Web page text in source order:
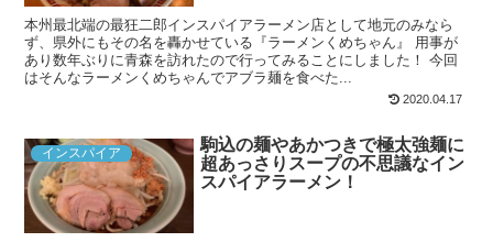
本州最北端の最狂二郎インスパイアラーメン店として地元のみなら
ず、県外にもその名を轟かせている『ラーメンくめちゃん』 用事が
あり数年ぶりに青森を訪れたので行ってみることにしました！ 今回
はそんなラーメンくめちゃんでアブラ麺を食べた...
2020.04.17
インスパイア
駒込の麺やあかつきで極太強麺に
超あっさりスープの不思議なイン
スパイアラーメン！